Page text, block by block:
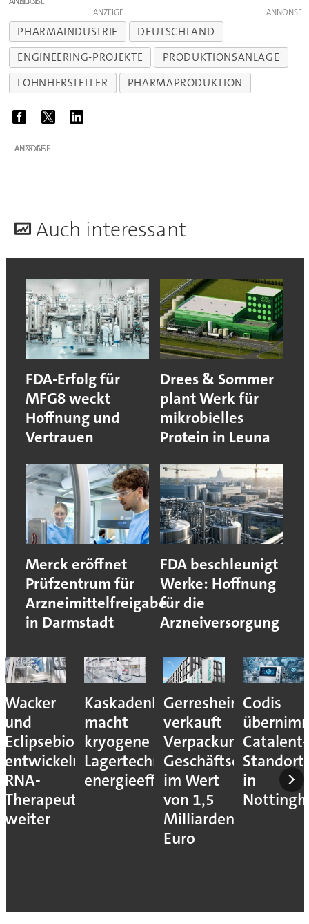
ANZEIGE
PHARMAINDUSTRIE
DEUTSCHLAND
ENGINEERING-PROJEKTE
PRODUKTIONSANLAGE
LOHNHERSTELLER
PHARMAPRODUKTION
ANZEIGE
Auch interessant
FDA-Erfolg für
MFG8 weckt
Hoffnung und
Vertrauen
Drees & Sommer
plant Werk für
mikrobielles
Protein in Leuna
Merck eröffnet
Prüfzentrum für
Arzneimittelfreigabe
in Darmstadt
FDA beschleunigt
Werke: Hoffnung
für die
Arzneiversorgung
Wacker
und
Eclipsebio
entwickeln
RNA-
Therapeutika
weiter
Kaskadenkonzept
macht
kryogene
Lagertechnik
energieeffizienter
Gerresheimer
verkauft
Verpackungs-
Geschäftseinheiten
im Wert
von 1,5
Milliarden
Euro
Codis
Catalent-
Standort
in